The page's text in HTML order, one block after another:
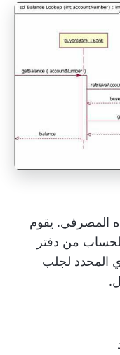
المصرفي. يقوم
من دفتر
المحدد لجلب